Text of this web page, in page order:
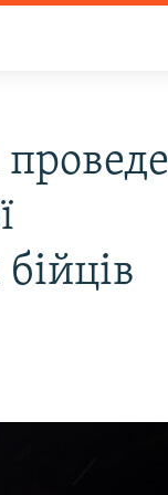
проведе